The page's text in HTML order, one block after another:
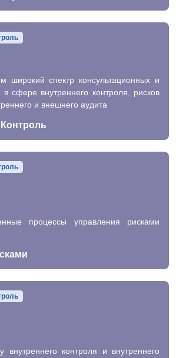
широкий спектр консультационных и
в сфере внутреннего контроля, рисков
и внешнего аудита
процессы управления рисками
внутреннего контроля и внутреннего